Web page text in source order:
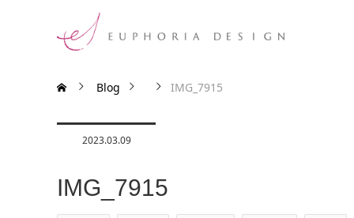
Blog IMG_7915
2023.03.09
IMG_7915